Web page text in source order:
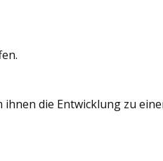
die Entwicklung zu